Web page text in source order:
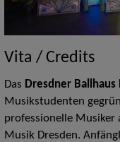
Vita / Credits
Das Dresdner Ballhaus
Musikstudenten
professionelle Musiker
Musik Dresden.